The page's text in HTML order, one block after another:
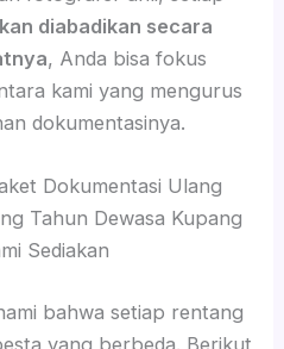
diabadikan secara
, Anda bisa fokus
kami yang mengurus
dokumentasinya.
Dokumentasi Ulang
Tahun Dewasa Kupang
Sediakan
bahwa setiap rentang
yang berbeda. Berikut